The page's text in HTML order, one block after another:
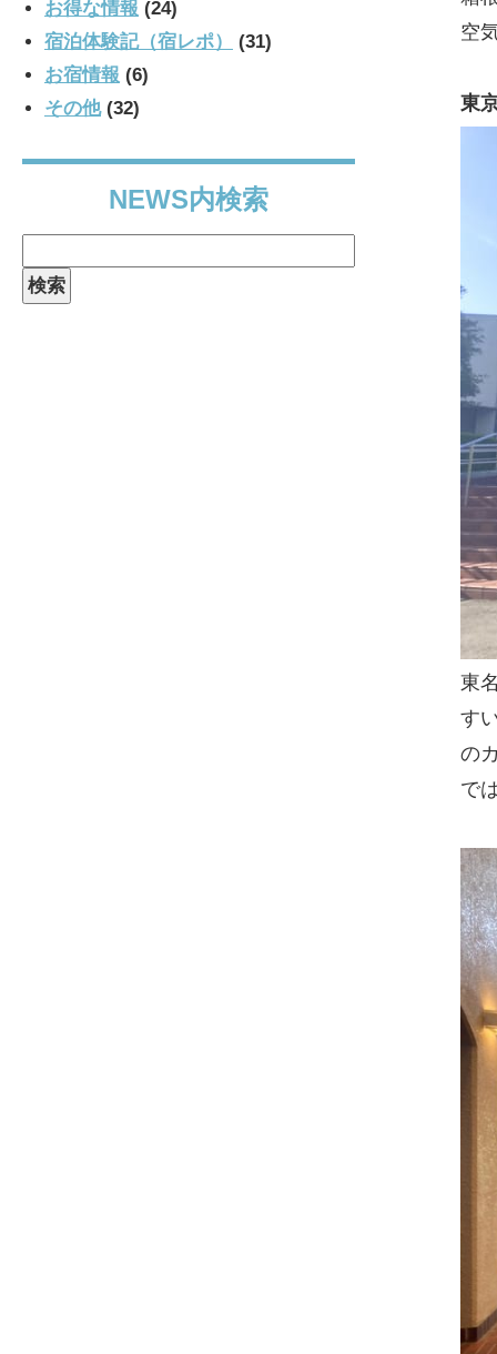
空
東
東
す
の
で
お得な情報 (24)
宿泊体験記（宿レポ）
(31)
お宿情報 (6)
その他(32)
NEWS内検索
索: